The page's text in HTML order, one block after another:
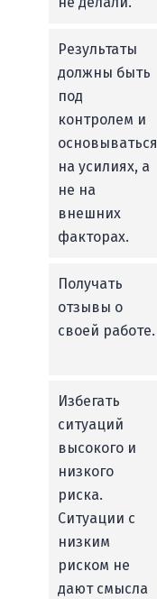
Результаты
должны быть
под
контролем и
основываться
на усилиях, а
не на
внешних
факторах.
Получать
отзывы о
своей работе.
Избегать
ситуаций
высокого и
низкого
риска.
Ситуации с
низким
риском не
дают смысла